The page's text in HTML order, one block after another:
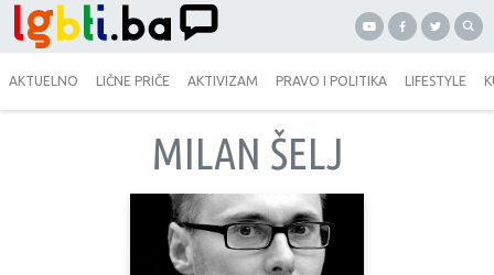
AKTUELNO LIČNE PRIČE AKTIVIZAM PRAVO I POLITIKA LIFESTYLE
MILAN ŠELJ